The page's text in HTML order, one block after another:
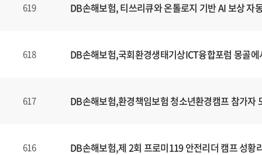
619 DB손해보험, 티쓰리큐와 온톨로지 기반 AI 보상 자
618 DB손해보험,국회환경생태기상ICT융합포럼 몽골에
617 DB손해보험,환경책임보험 청소년환경캠프 참가자
616 DB손해보험,제 2회 프로미119 안전리더 캠프 성황